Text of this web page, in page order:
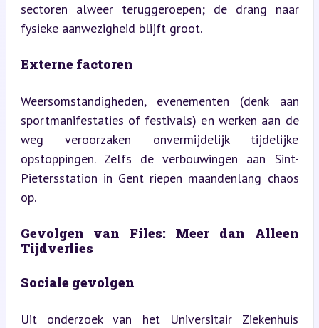
sectoren alweer teruggeroepen; de drang naar
fysieke aanwezigheid blijft groot.
Externe factoren
Weersomstandigheden, evenementen (denk aan
sportmanifestaties of festivals) en werken aan de
weg veroorzaken onvermijdelijk tijdelijke
opstoppingen. Zelfs de verbouwingen aan Sint-
Pietersstation in Gent riepen maandenlang chaos
op.
Gevolgen van Files: Meer dan Alleen
Tijdverlies
Sociale gevolgen
Uit onderzoek van het Universitair Ziekenhuis